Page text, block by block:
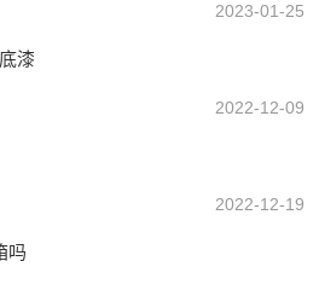
2023-01-25
漆
2022-12-09
2022-12-19
吗